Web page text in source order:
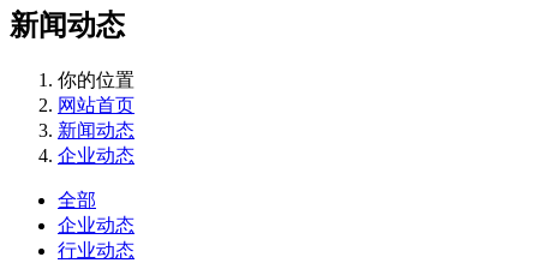
新闻动态
你的位置
网站首页
新闻动态
企业动态
全部
企业动态
行业动态